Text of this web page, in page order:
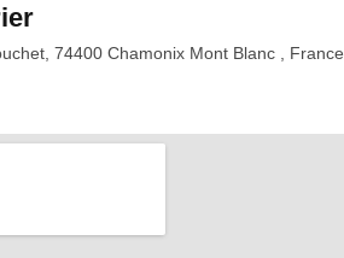
74400 Chamonix Mont Blanc , France